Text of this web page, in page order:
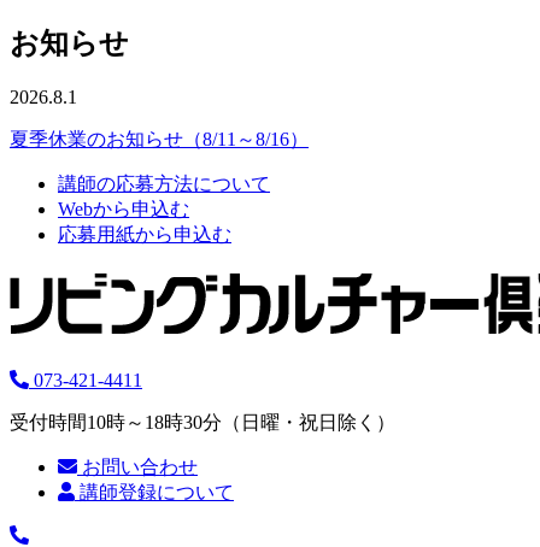
お知らせ
2026.8.1
夏季休業のお知らせ（8/11～8/16）
講師の応募方法について
Webから申込む
応募用紙から申込む
073-421-4411
受付時間10時～18時30分（日曜・祝日除く）
お問い合わせ
講師登録について